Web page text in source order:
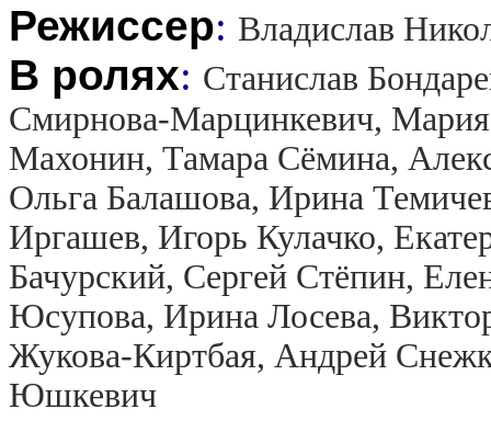
Режиссер: Владислав
В ролях: Станислав
Смирнова-Марцинкевич,
Махонин, Тамара Сёмина,
Ольга Балашова, Ирина
Иргашев, Игорь Кулачко,
Бачурский, Сергей Стёпин,
Юсупова, Ирина Лосева,
Жукова-Киртбая, Андрей
Юшкевич